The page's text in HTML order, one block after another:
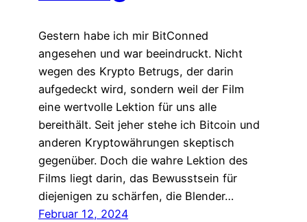
Gestern habe ich mir BitConned
angesehen und war beeindruckt. Nicht
wegen des Krypto Betrugs, der darin
aufgedeckt wird, sondern weil der Film
eine wertvolle Lektion für uns alle
bereithält. Seit jeher stehe ich Bitcoin und
anderen Kryptowährungen skeptisch
gegenüber. Doch die wahre Lektion des
Films liegt darin, das Bewusstsein für
diejenigen zu schärfen, die Blender…
Februar 12, 2024